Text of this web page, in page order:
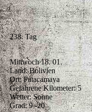
238. Tag
Mittwoch 18. 01.
Land: Bolivien
Ort: Patacamaya
Gefahrene Kilometer: 5
Wetter: Sonne
Grad: 9 -20